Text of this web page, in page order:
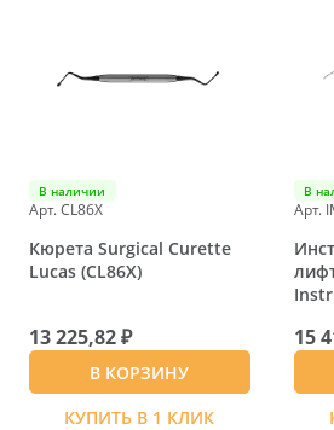
В наличии
Арт. CL86X
Кюрета Surgical Curette
Lucas (CL86X)
13 225,82 ₽
В КОРЗИНУ
КУПИТЬ В 1 КЛИК
В
Арт.
15